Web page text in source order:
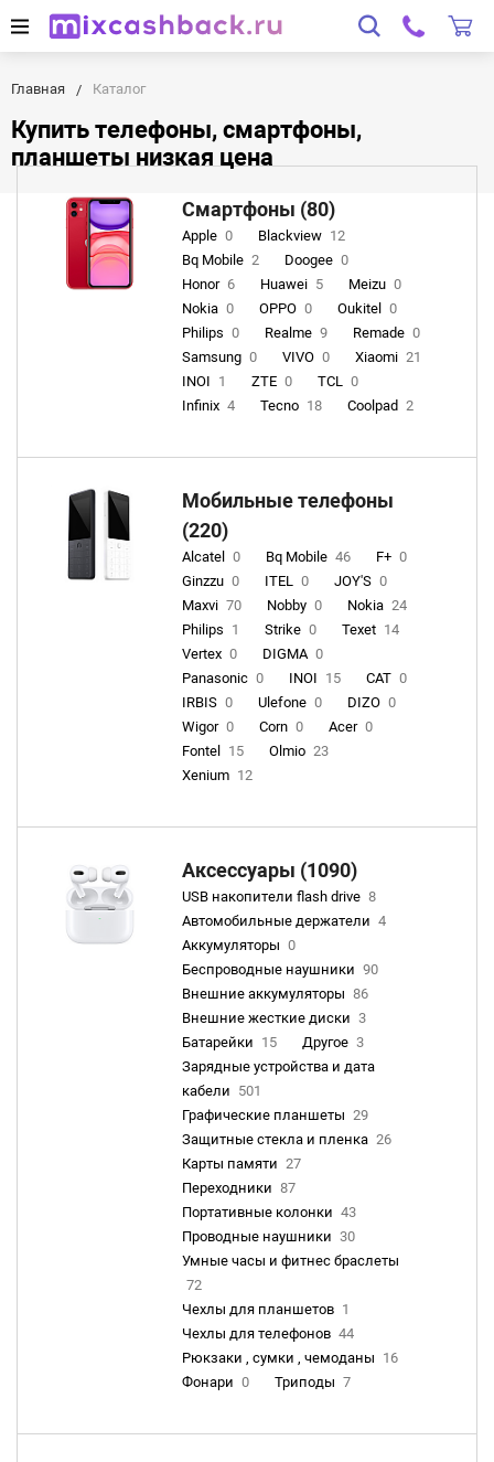
Главная Каталог
Купить телефоны, смартфоны,
планшеты низкая цена
Смартфоны (80)
Apple 0 Blackview 12
Bq Mobile 2 Doogee 0
Honor 6 Huawei 5 Meizu 0
Nokia 0 OPPO 0 Oukitel
0
Philips 0 Realme 9 Remade 0
Samsung 0 VIVO 0 Xiaomi 21
INOI 1 ZTE 0 TCL 0
Infinix 4 Tecno 18 Coolpad 2
Мобильные телефоны
(220)
Alcatel 0 Bq Mobile 46 F+ 0
Ginzzu 0 ITEL 0 JOY'S 0
Maxvi 70 Nobby 0 Nokia 24
Philips 1 Strike 0 Texet 14
Vertex 0 DIGMA 0
Panasonic 0 INOI 15 CAT 0
IRBIS 0 Ulefone 0 DIZO 0
Wigor 0 Corn 0 Acer 0
Fontel
15 Olmio 23
Xenium 12
Аксессуары (1090)
USB накопители flash drive 8
Автомобильные держатели 4
Аккумуляторы 0
Беспроводные наушники 90
Внешние аккумуляторы 86
Внешние жесткие диски 3
Батарейки 15 Другое 3
Зарядные устройства и дата
кабели 501
Графические планшеты 29
Защитные стекла и пленка 26
Карты памяти 27
Переходники 87
Портативные колонки 43
Проводные наушники 30
Умные часы и фитнес браслеты
72
Чехлы для планшетов 1
Чехлы для телефонов 44
Рюкзаки , сумки , чемоданы 16
Фонари 0 Триподы 7